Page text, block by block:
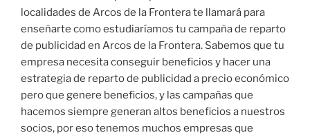
localidades de Arcos de la Frontera te llamará para
enseñarte como estudiaríamos tu campaña de reparto
de publicidad en Arcos de la Frontera. Sabemos que tu
empresa necesita conseguir beneficios y hacer una
estrategia de reparto de publicidad a precio económico
pero que genere beneficios, y las campañas que
hacemos siempre generan altos beneficios a nuestros
socios, por eso tenemos muchos empresas que